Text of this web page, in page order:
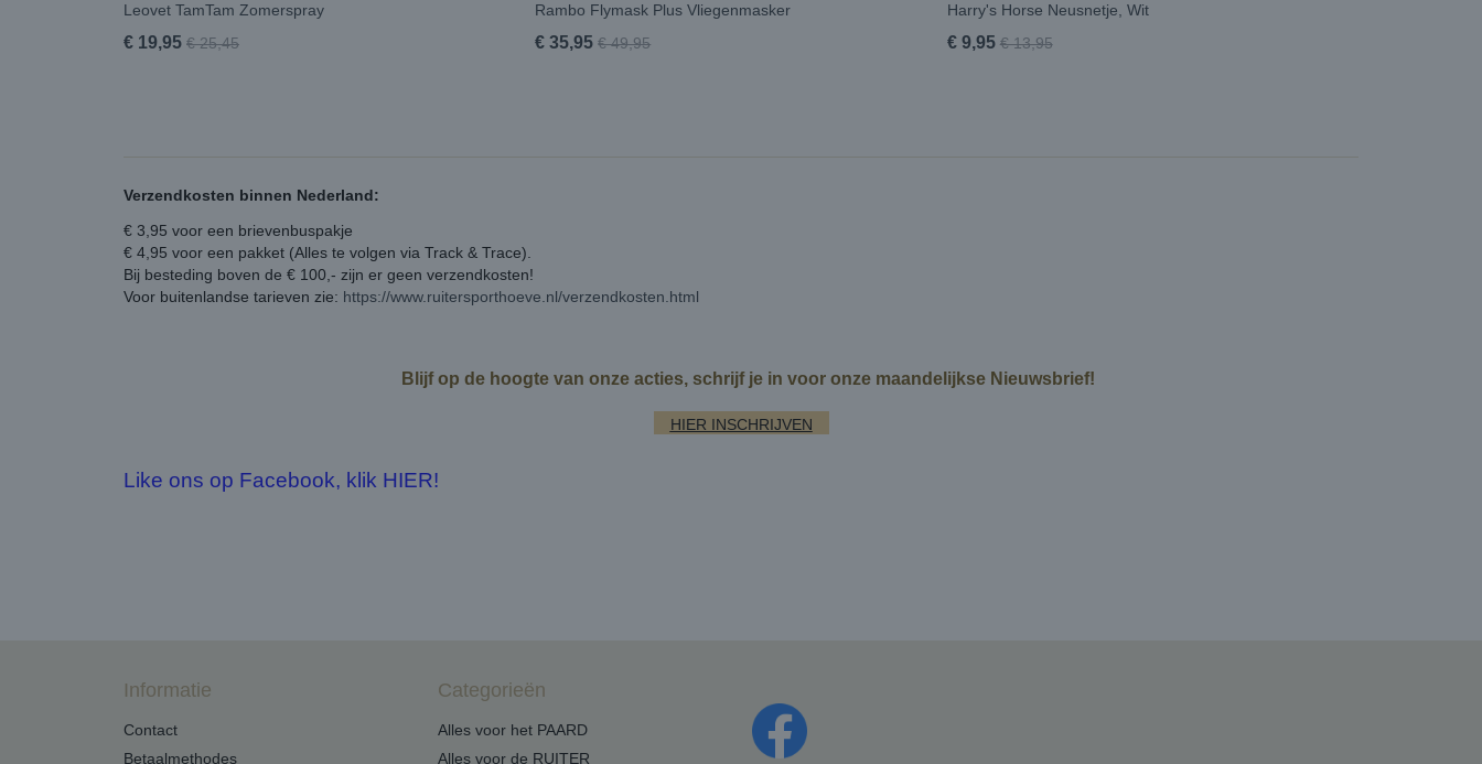
Leovet TamTam Zomerspray
€ 19,95 € 25,45
Rambo Flymask Plus Vliegenmasker
€ 35,95 € 49,95
Harry's Horse Neusnetje, Wit
€ 9,95 € 13,95
Verzendkosten binnen Nederland:
€ 3,95 voor een brievenbuspakje
€ 4,95 voor een pakket (Alles te volgen via Track & Trace).
Bij besteding boven de € 100,- zijn er geen verzendkosten!
Voor buitenlandse tarieven zie: https://www.ruitersporthoeve.nl/verzendkosten.html
Blijf op de hoogte van onze acties, schrijf je in voor onze maandelijkse Nieuwsbrief!
HIER INSCHRIJVEN
Like ons op Facebook, klik HIER!
Informatie
Contact
Betaalmethodes
Categorieën
Alles voor het PAARD
Alles voor de RUITER